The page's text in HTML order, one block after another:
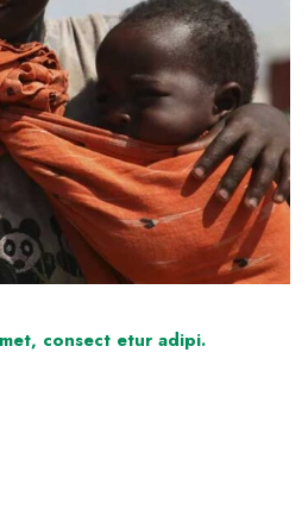
consect etur adipi.